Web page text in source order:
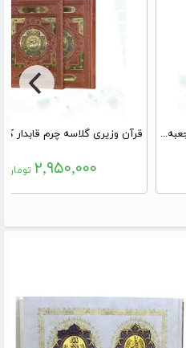
قرآن وزیری معطر بدون ترجمه چرم جعبه دار پلاک رنگی نفیس
۲,۹۵۰,۰۰۰ تومان